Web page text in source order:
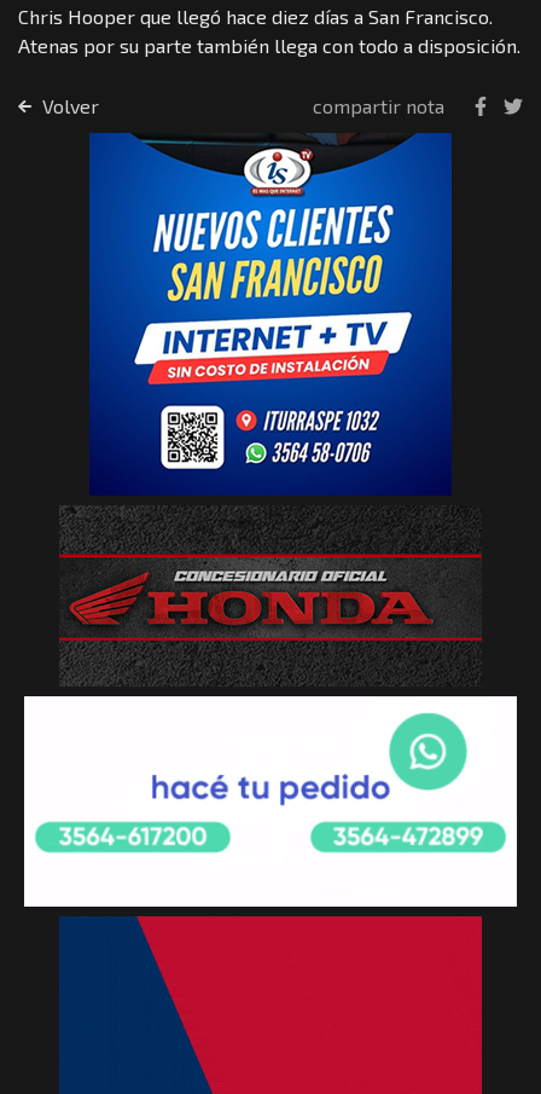
Chris Hooper que llegó hace diez días a San Francisco.
Atenas por su parte también llega con todo a disposición.
Volver compartir nota